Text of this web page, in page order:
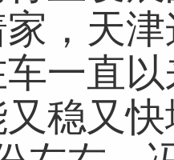
，天
一直
稳又